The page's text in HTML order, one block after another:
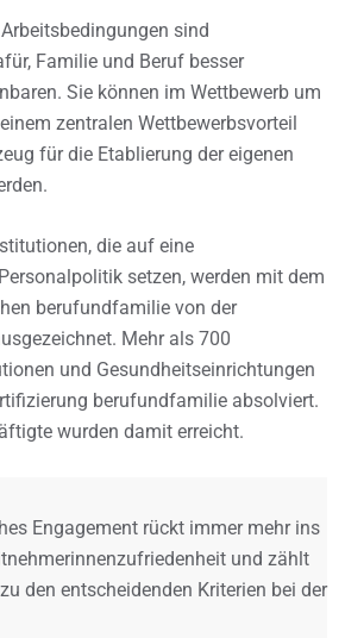
sind
Familie und Beruf besser
Sie können im Wettbewerb um
zentralen Wettbewerbsvorteil
für die Etablierung der eigenen
die auf eine
setzen, werden mit dem
berufundfamilie von der
Mehr als 700
und Gesundheitseinrichtungen
berufundfamilie absolviert.
wurden damit erreicht.
Engagement rückt immer mehr ins
und zählt
den entscheidenden Kriterien bei der